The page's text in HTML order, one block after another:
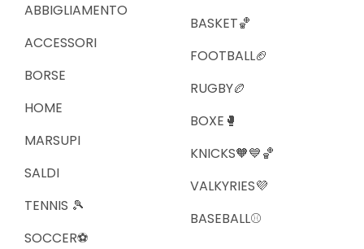
ABBIGLIAMENTO
ACCESSORI
BORSE
HOME
MARSUPI
SALDI
TENNIS 🎾
SOCCER⚽️
BASKET🏀
FOOTBALL🏈
RUGBY🏉
BOXE🥊
KNICKS🧡💙🏀
VALKYRIES💜
BASEBALL⚾️